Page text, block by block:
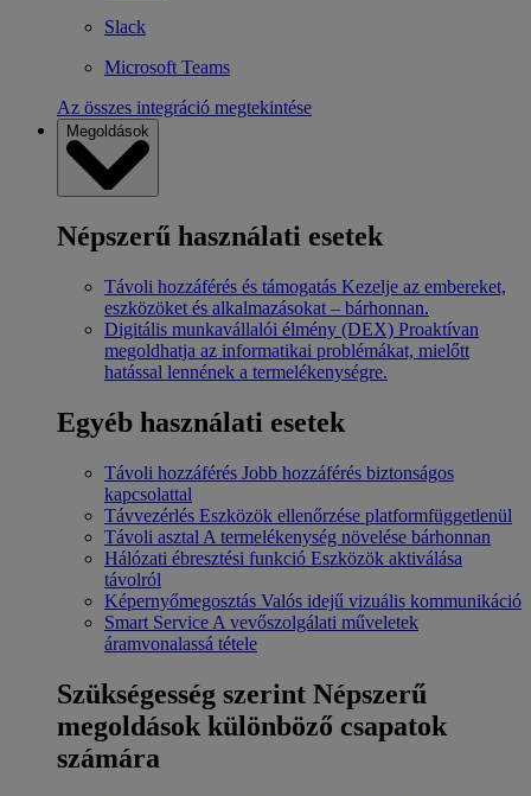
Slack
Microsoft Teams
Az összes integráció megtekintése
Megoldások
Népszerű használati esetek
Távoli hozzáférés és támogatás Kezelje az embereket,
eszközöket és alkalmazásokat – bárhonnan.
Digitális munkavállalói élmény (DEX) Proaktívan
megoldhatja az informatikai problémákat, mielőtt
hatással lennének a termelékenységre.
Egyéb használati esetek
Távoli hozzáférés Jobb hozzáférés biztonságos
kapcsolattal
Távvezérlés Eszközök ellenőrzése platformfüggetlenül
Távoli asztal A termelékenység növelése bárhonnan
Hálózati ébresztési funkció Eszközök aktiválása
távolról
Képernyőmegosztás Valós idejű vizuális kommunikáció
Smart Service A vevőszolgálati műveletek
áramvonalassá tétele
Szükségesség szerint Népszerű
megoldások különböző csapatok
számára